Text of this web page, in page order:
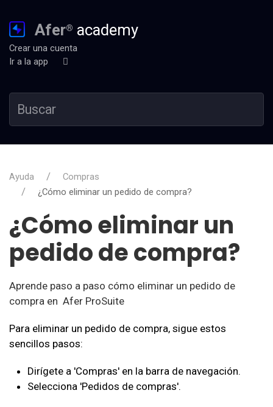
Afer® academy
Crear una cuenta
Ir a la app
Ayuda
Compras
¿Cómo eliminar un pedido de compra?
¿Cómo eliminar un
pedido de compra?
Aprende paso a paso cómo eliminar un pedido de
compra en Afer ProSuite
Para eliminar un pedido de compra, sigue estos
sencillos pasos:
Dirígete a 'Compras' en la barra de navegación.
Selecciona 'Pedidos de compras'.